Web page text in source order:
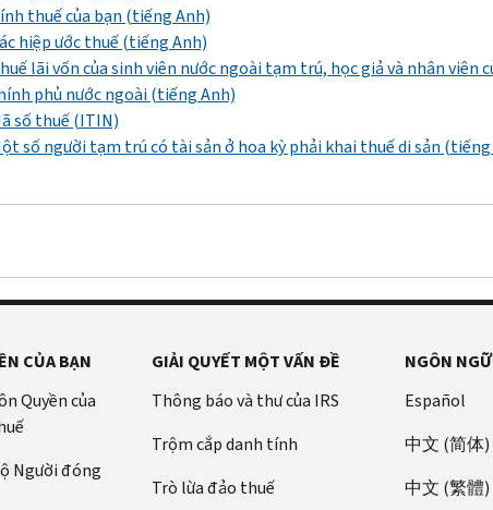
thuế của bạn (tiếng Anh)
hiệp ước thuế (tiếng Anh)
lãi vốn của sinh viên nước ngoài tạm trú, học giả và nhân viên
phủ nước ngoài (tiếng Anh)
số thuế (ITIN)
số người tạm trú có tài sản ở hoa kỳ phải khai thuế di sản (tiếng
CỦA BẠN
Quyền của
Người đóng
GIẢI QUYẾT MỘT VẤN ĐỀ
Thông báo và thư của IRS
Trộm cắp danh tính
Trò lừa đảo thuế
NGÔN NGỮ
Español
中文 (简体)
中文 (繁體)